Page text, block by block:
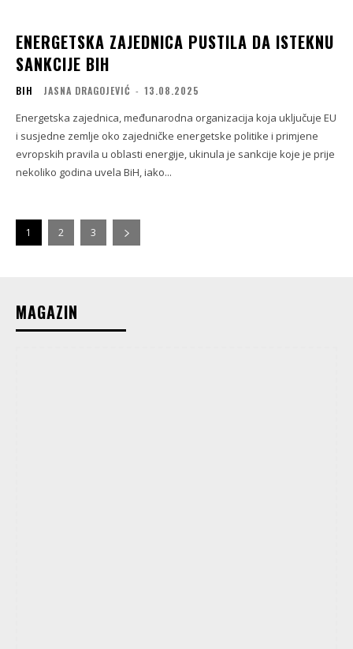
ENERGETSKA ZAJEDNICA PUSTILA DA ISTEKNU
SANKCIJE BIH
BIH JASNA DRAGOJEVIĆ - 13.08.2025
Energetska zajednica, međunarodna organizacija koja uključuje EU
i susjedne zemlje oko zajedničke energetske politike i primjene
evropskih pravila u oblasti energije, ukinula je sankcije koje je prije
nekoliko godina uvela BiH, iako...
1 2 3
MAGAZIN